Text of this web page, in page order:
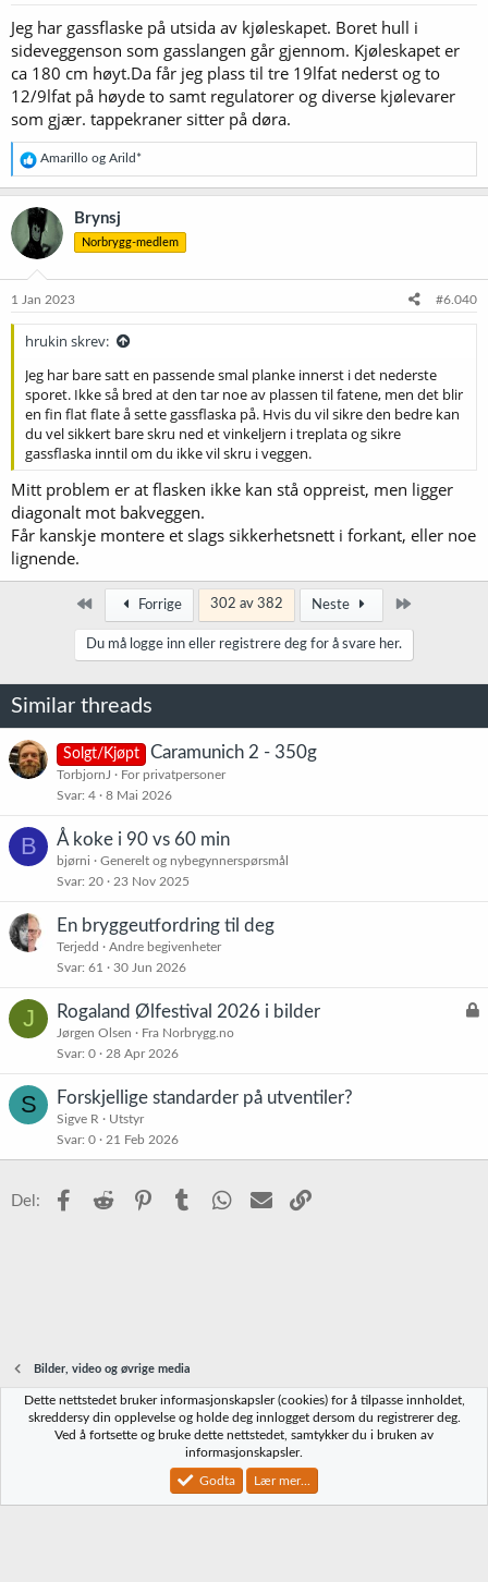
:
Jeg har gassflaske på utsida av kjøleskapet. Boret hull i
sideveggenson som gasslangen går gjennom. Kjøleskapet er
ca 180 cm høyt.Da får jeg plass til tre 19lfat nederst og to
12/9lfat på høyde to samt regulatorer og diverse kjølevarer
som gjær. tappekraner sitter på døra.
R
e
a
k
s
j
o
e
Amarillo og Arild*
Brynsj
Norbrygg-medlem
1 Jan 2023 #6.040
hrukin skrev:
Jeg har bare satt en passende smal planke innerst i det nederste
sporet. Ikke så bred at den tar noe av plassen til fatene, men det blir
en fin flat flate å sette gassflaska på. Hvis du vil sikre den bedre kan
du vel sikkert bare skru ned et vinkeljern i treplata og sikre
gassflaska inntil om du ikke vil skru i veggen.
Mitt problem er at flasken ikke kan stå oppreist, men ligger
diagonalt mot bakveggen.
Får kanskje montere et slags sikkerhetsnett i forkant, eller noe
lignende.
Først Forrige 302 av 382 Neste
Du må logge inn eller registrere deg for å svare her.
Similar threads
Solgt/Kjøpt Caramunich 2 - 350g
TorbjornJ
For privatpersoner
Svar 4 8 Mai 2026
B Å koke i 90 vs 60 min
bjørni
Generelt og nybegynnerspørsmål
Svar 20 23 Nov 2025
En bryggeutfordring til deg
Terjedd
Andre begivenheter
Svar 61 30 Jun 2026
J
L
Rogaland Ølfestival 2026 i bilder
Jørgen Olsen
Fra Norbrygg.no
Svar 0 28 Apr 2026
S Forskjellige standarder på utventiler?
Sigve R
Utstyr
Svar 0 21 Feb 2026
Del: Facebook
Reddit PinterestTumblr WhatsApp
E-post
Bilder, video og øvrige media
Norbrygg-default
Vilkår og regler Personvernregler
Community platform by XenForo® © 2010-2023 XenForo Ltd.
Dette nettstedet bruker informasjonskapsler (cookies) for å tilpasse innholdet,
skreddersy din opplevelse og holde deg innlogget dersom du registrerer deg.
Ved å fortsette og bruke dette nettstedet, samtykker du i bruken av
informasjonskapsler.
Godta Lær mer...